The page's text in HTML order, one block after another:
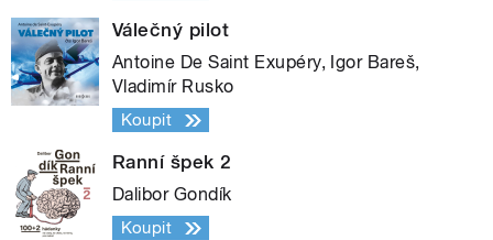
Válečný pilot
Antoine De Saint Exupéry, Igor Bareš,
Vladimír Rusko
Koupit
Ranní špek 2
Dalibor Gondík
Koupit